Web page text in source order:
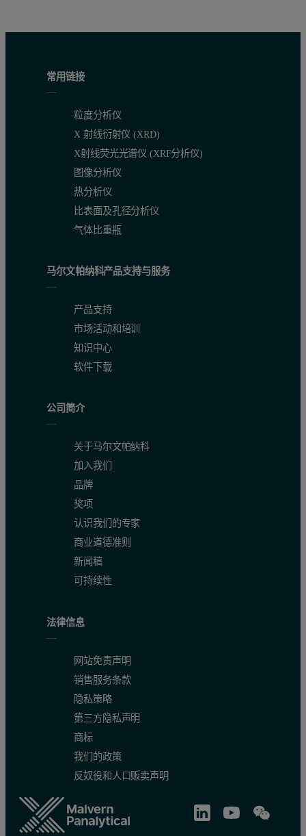
常用链接
粒度分析仪
X 射线衍射仪 (XRD)
X射线荧光光谱仪 (XRF分析仪)
图像分析仪
热分析仪
比表面及孔径分析仪
气体比重瓶
马尔文帕纳科产品支持与服务
产品支持
市场活动和培训
知识中心
软件下载
公司简介
关于马尔文帕纳科
加入我们
品牌
奖项
认识我们的专家
商业道德准则
新闻稿
可持续性
法律信息
网站免责声明
销售服务条款
隐私策略
第三方隐私声明
商标
我们的政策
反奴役和人口贩卖声明